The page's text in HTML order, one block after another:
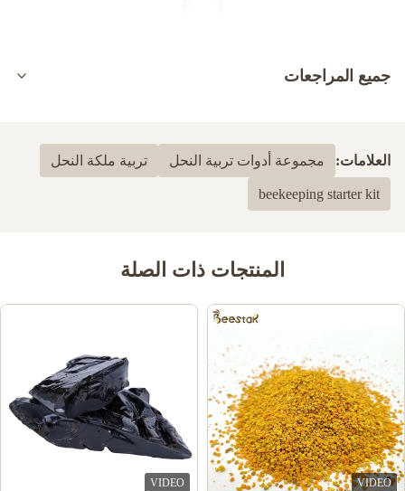
جميع المراجعات
بناءً على 50 مراجعة حديثة
5
100%
D
Dayne Stephen
Thank you for Cherry's enthusiastic help in answering my
questions and keeping track of the goods until they are delivered
to me.
العلامات: مجموعة أدوات تربية النحل تربية ملكة النحل
beekeeping starter kit
المنتجات ذات الصلة
VIDEO
VIDEO